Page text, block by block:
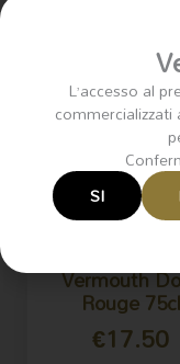
Vermouth
Rouge 75cl
€17.50
L’accesso al
SI